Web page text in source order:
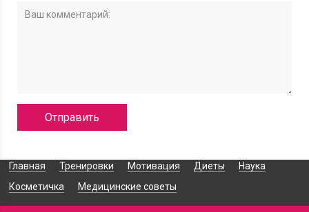
Главная Тренировки Мотивация Диеты
Наука
Косметичка
Медицинские советы